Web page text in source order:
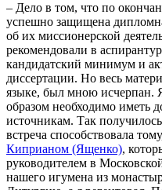
– Дело в том, что по
успешно защищена
об их миссионерской
рекомендовали в
кандидатский минимум и
диссертации. Но весь
языке, был мною исчерпан.
образом необходимо иметь
источникам. Так
встреча способствовала
Киприаном (Ященко),
руководителем в
нашего игумена из